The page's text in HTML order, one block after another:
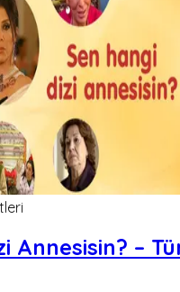
Annesisin? –